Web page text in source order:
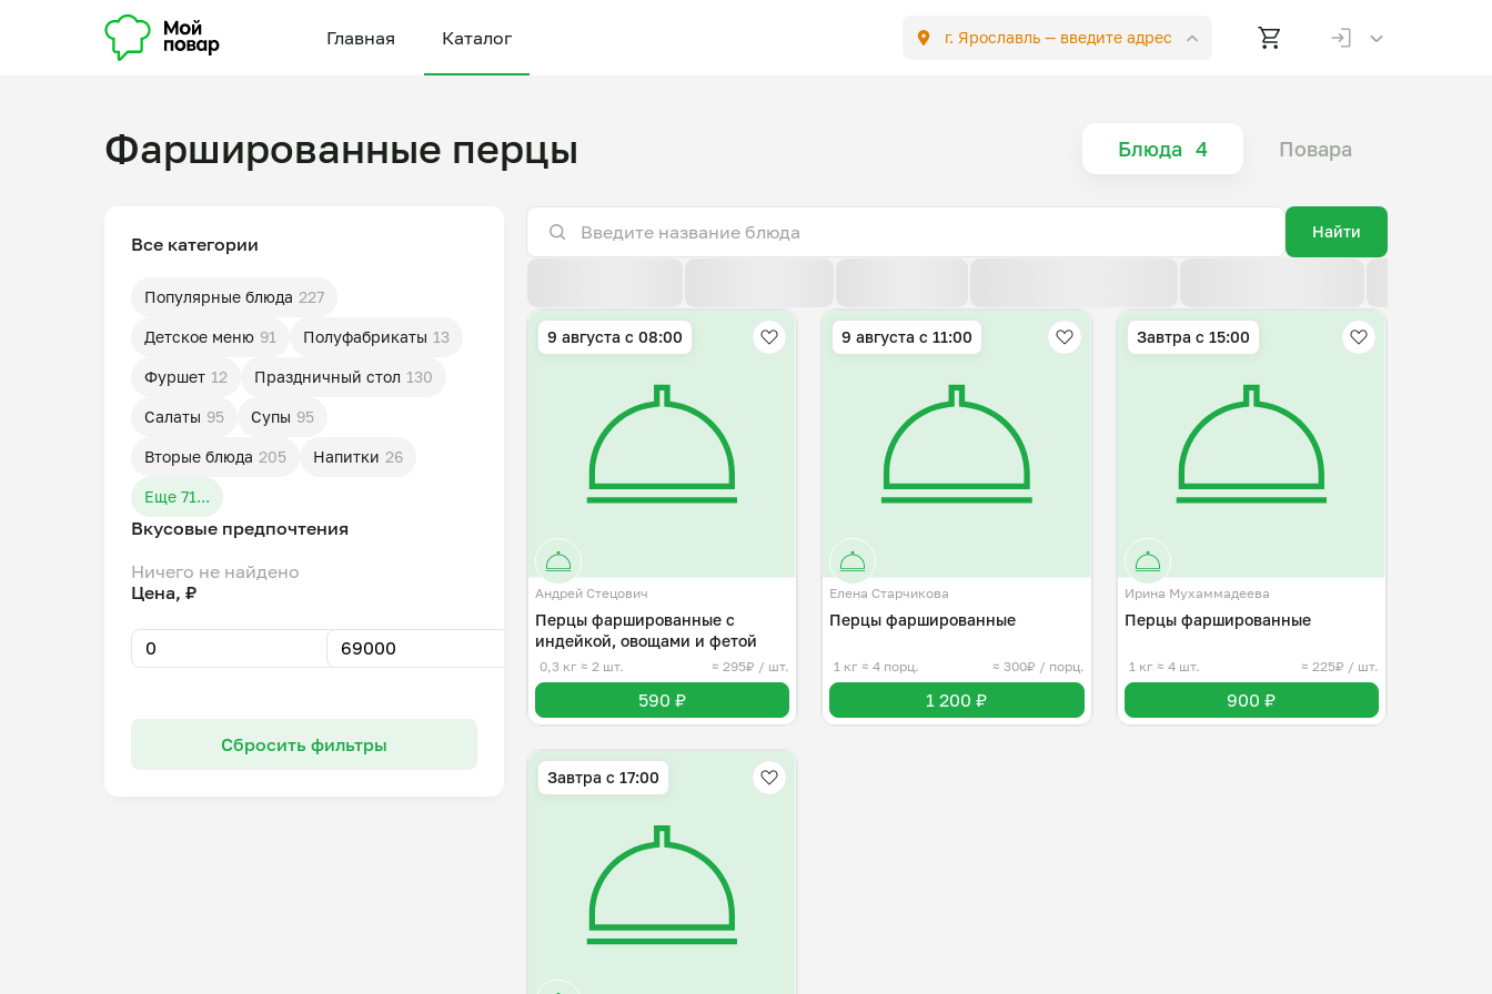
Главная Каталог г. Ярославль — введите адрес
Фаршированные перцы Блюда 4 Повара
Все категории
Популярные блюда 227
Детское меню 91 Полуфабрикаты 13
Фуршет 12 Праздничный стол 130
Салаты 95 Супы 95
Вторые блюда 205 Напитки 26
Еще 71...
Вкусовые предпочтения
Ничего не найдено
Цена, ₽
Сбросить фильтры
Найти
9 августа с 08:00
Андрей Стецович
Перцы фаршированные с
индейкой, овощами и фетой
0,3 кг ≈ 2 шт. ≈ 295₽ / шт.
590 ₽
9 августа с 11:00
Елена Старчикова
Перцы фаршированные
1 кг≈ 4 порц. ≈ 300₽ / порц.
1 200 ₽
Завтра c 15:00
Ирина Мухаммадеева
Перцы фаршированные
1 кг ≈ 4 шт. ≈ 225₽ / шт.
900 ₽
Завтра c 17:00